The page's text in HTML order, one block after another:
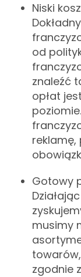
Niski
od
znaleźć
opłat
reklamę,
Gotowy
musimy
zgodnie